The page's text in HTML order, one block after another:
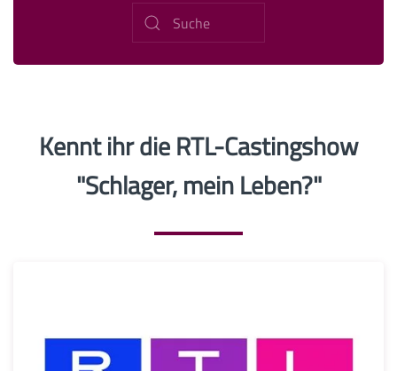
Kennt ihr die RTL-Castingshow
"Schlager, mein Leben?"